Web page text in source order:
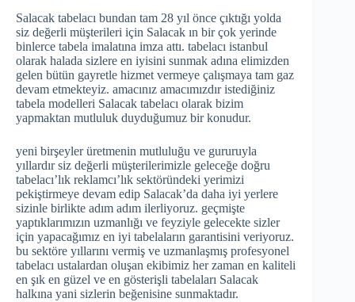
Salacak tabelacı bundan tam 28 yıl önce çıktığı yolda
siz değerli müşterileri için Salacak ın bir çok yerinde
binlerce tabela imalatına imza attı. tabelacı istanbul
olarak halada sizlere en iyisini sunmak adına elimizden
gelen bütün gayretle hizmet vermeye çalışmaya tam gaz
devam etmekteyiz. amacınız amacımızdır istediğiniz
tabela modelleri Salacak tabelacı olarak bizim
yapmaktan mutluluk duyduğumuz bir konudur.
yeni birşeyler üretmenin mutluluğu ve gururuyla
yıllardır siz değerli müşterilerimizle geleceğe doğru
tabelacı’lık reklamcı’lık sektöründeki yerimizi
pekiştirmeye devam edip Salacak’da daha iyi yerlere
sizinle birlikte adım adım ilerliyoruz. geçmişte
yaptıklarımızın uzmanlığı ve feyziyle gelecekte sizler
için yapacağımız en iyi tabelaların garantisini veriyoruz.
bu sektöre yıllarını vermiş ve uzmanlaşmış profesyonel
tabelacı ustalardan oluşan ekibimiz her zaman en kaliteli
en şık en güzel ve en gösterişli tabelaları Salacak
halkına yani sizlerin beğenisine sunmaktadır.